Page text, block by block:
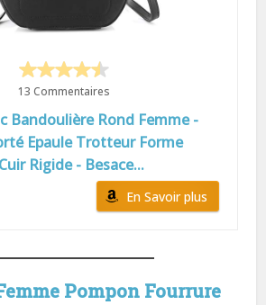
13 Commentaires
Bandoulière Rond Femme -
Epaule Trotteur Forme
Rigide - Besace...
En Savoir plus
Pompon Fourrure